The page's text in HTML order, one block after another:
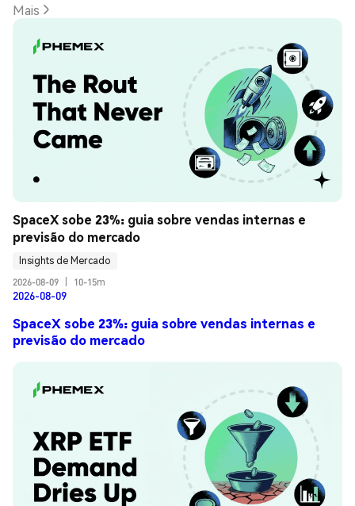
Mais
SpaceX sobe 23%: guia sobre vendas internas e
previsão do mercado
Insights de Mercado
2026-08-09
10-15m
2026-08-09
SpaceX sobe 23%: guia sobre vendas internas e
previsão do mercado